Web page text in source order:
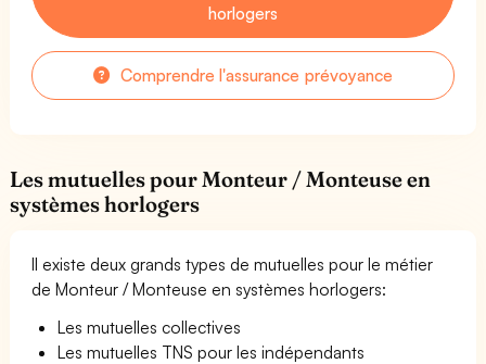
horlogers
Comprendre l'assurance prévoyance
Les mutuelles pour Monteur / Monteuse en
systèmes horlogers
Il existe deux grands types de mutuelles pour le métier
de Monteur / Monteuse en systèmes horlogers:
Les mutuelles collectives
Les mutuelles TNS pour les indépendants